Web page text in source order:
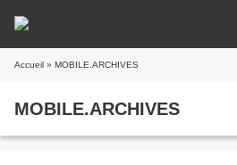
Accueil » MOBILE.ARCHIVES
MOBILE.ARCHIVES